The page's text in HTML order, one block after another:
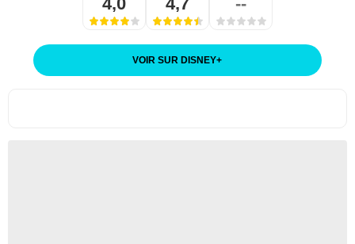
VOIR SUR DISNEY+